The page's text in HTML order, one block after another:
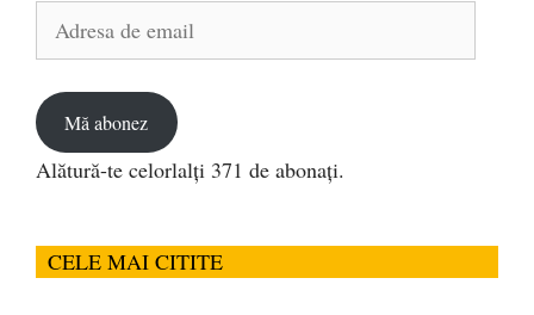
Adresa
Mă abonez
Alătură-te celorlalți 371 de abonați.
CELE MAI CITITE